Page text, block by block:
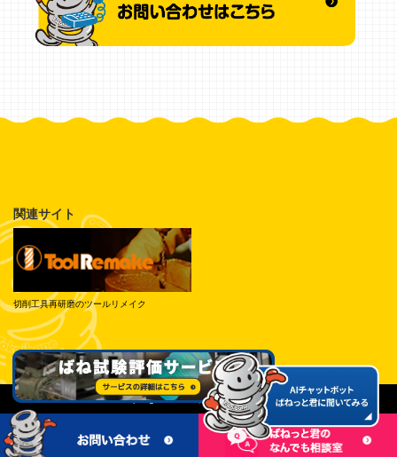
関連サイト
切削工具再研磨のツールリメイク
© Tokai Spring Industries, Inc. All Rights Reserved.